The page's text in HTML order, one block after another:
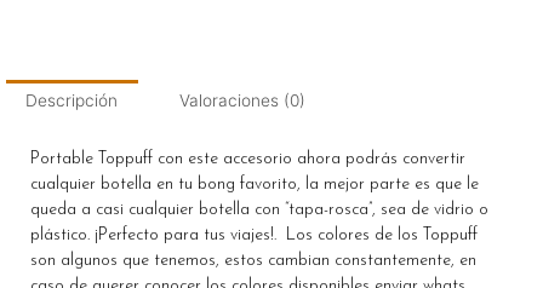
Descripción Valoraciones (0)
Portable Toppuff con este accesorio ahora podrás convertir
cualquier botella en tu bong favorito, la mejor parte es que le
queda a casi cualquier botella con “tapa-rosca”, sea de vidrio o
plástico. ¡Perfecto para tus viajes!. Los colores de los Toppuff
son algunos que tenemos, estos cambian constantemente, en